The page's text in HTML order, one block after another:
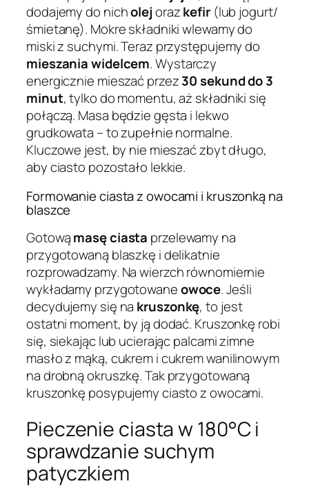
dodajemy do nicholejorazkefir(lub jogurt/
śmietanę). Mokre składniki wlewamy do
miski z suchymi. Teraz przystępujemy do
mieszania widelcem. Wystarczy
energicznie mieszać przez30 sekund do 3
minut, tylko do momentu, aż składniki się
połączą. Masa będzie gęsta i lekwo
grudkowata – to zupełnie normalne.
Kluczowe jest, by nie mieszać zbyt długo,
aby ciasto pozostało lekkie.
Formowanie ciasta z owocami i kruszonką na
blaszce
Gotowąmasę ciasta przelewamy na
przygotowaną blaszkę i delikatnie
rozprowadzamy. Na wierzch równomiernie
wykładamy przygotowaneowoce. Jeśli
decydujemy się na kruszonkę, to jest
ostatni moment, by ją dodać. Kruszonkę robi
się, siekając lub ucierając palcami zimne
masło z mąką, cukrem i cukrem wanilinowym
na drobną okruszkę. Tak przygotowaną
kruszonkę posypujemy ciasto z owocami.
Pieczenie ciasta w 180°C i
sprawdzanie suchym
patyczkiem